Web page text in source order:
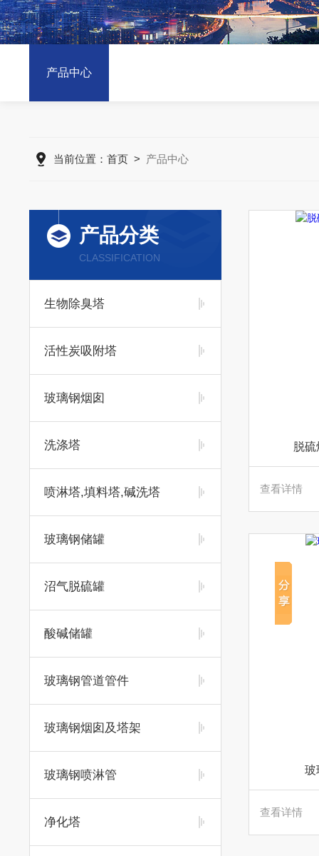
产品中心
当前位置： 首页> 产品中心
产品分类
CLASSIFICATION
生物除臭塔
活性炭吸附塔
玻璃钢烟囱
洗涤塔
喷淋塔,填料塔,碱洗塔
玻璃钢储罐
沼气脱硫罐
酸碱储罐
玻璃钢管道管件
玻璃钢烟囱及塔架
玻璃钢喷淋管
净化塔
脱
查看详情
玻
查看详情